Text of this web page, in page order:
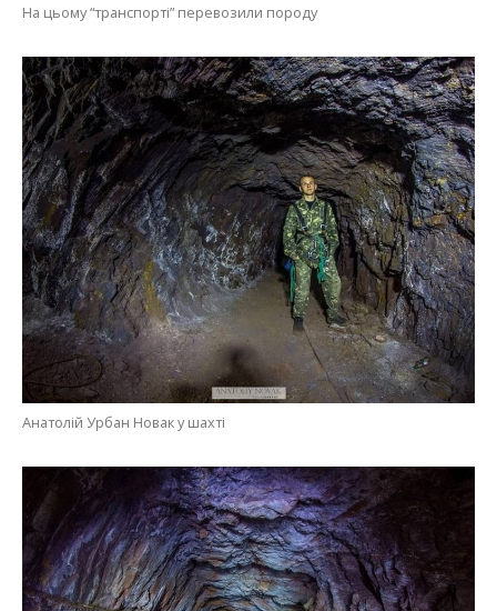
На цьому “транспорті” перевозили породу
Анатолій Урбан Новак у шахті